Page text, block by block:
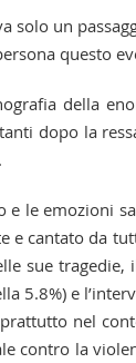
solo un
questo
della
dopo la
e le emozioni
e cantato da
sue
5.8%) e
nel
contro la